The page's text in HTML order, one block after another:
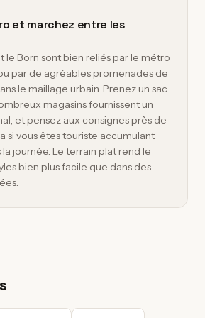
et marchez entre les
le Born sont bien reliés par le métro
par de agréables promenades de
le maillage urbain. Prenez un sac
magasins fournissent un
et pensez aux consignes près de
si vous êtes touriste accumulant
la journée. Le terrain plat rend le
bien plus facile que dans des